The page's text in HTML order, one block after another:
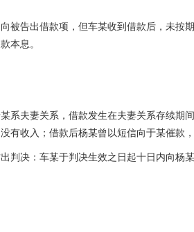
被告出借款项，但车某收到借款后，未按
本息。
系夫妻关系，借款发生在夫妻关系存续期
有收入；借款后杨某曾以短信向于某催款
判决：车某于判决生效之日起十日内向杨